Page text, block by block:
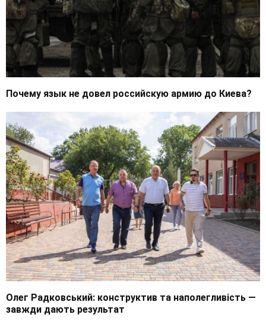
Почему язык не довел российскую армию до Киева?
Олег Радковський: конструктив та наполегливість —
завжди дають результат